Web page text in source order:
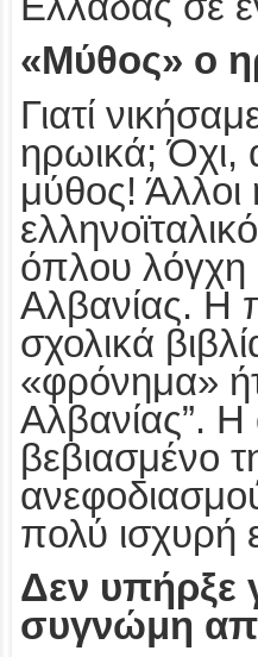
«Μύθος» ο
Γιατί
ηρωικά; Όχι,
μύθος! Άλλοι
όπλου λόγχη
Αλβανίας. Η
σχολικά
«φρόνημα»
Αλβανίας”. Η
βεβιασμένο
πολύ ισχυρή
Δεν υπήρξε
συγνώμη